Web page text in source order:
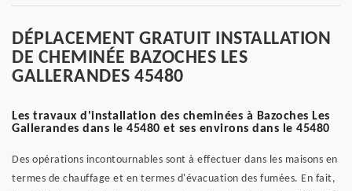
DÉPLACEMENT GRATUIT INSTALLATION
DE CHEMINÉE BAZOCHES LES
GALLERANDES 45480
Les travaux d'installation des cheminées à Bazoches Les
Gallerandes dans le 45480 et ses environs dans le 45480
Des opérations incontournables sont à effectuer dans les maisons en
termes de chauffage et en termes d'évacuation des fumées. En fait,